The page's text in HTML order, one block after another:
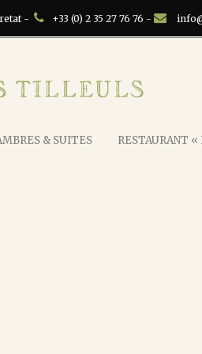
- +33 (0) 2 35 27 76 76 -
& SUITES RESTAURANT «